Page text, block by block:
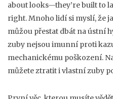
about looks—they’re built to
right.Mnoho lidí si myslí, že
můžou přestat dbát na ústní
zuby nejsou imunní proti
mechanickému poškození.
můžete ztratit i vlastní zuby